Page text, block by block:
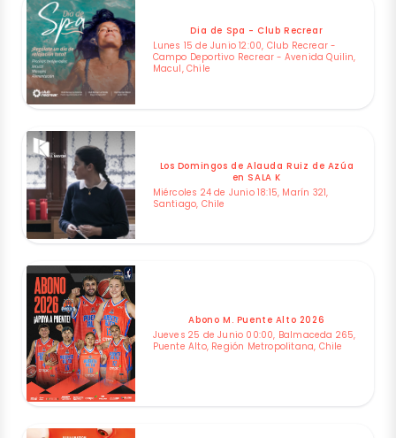
Dia de Spa - Club Recrear
Lunes 15 de Junio 12:00, Club Recrear -
Campo Deportivo Recrear - Avenida Quilin,
Macul, Chile
Los Domingos de Alauda Ruiz de Azúa
en SALA K
Miércoles 24 de Junio 18:15, Marín 321,
Santiago, Chile
Abono M. Puente Alto 2026
Jueves 25 de Junio 00:00, Balmaceda 265,
Puente Alto, Región Metropolitana, Chile